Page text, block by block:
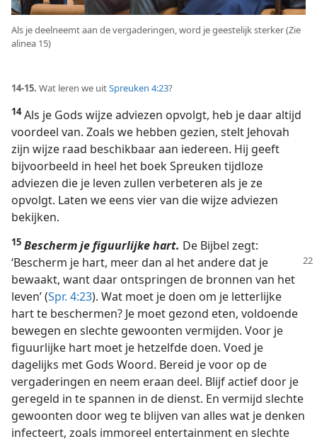
Als je deelneemt aan de vergaderingen, word je geestelijk sterker (Zie
alinea 15)
14-15. Wat leren we uitSpreuken 4:23?
14Als je Gods wijze adviezen opvolgt, heb je daar altijd
voordeel van. Zoals we hebben gezien, stelt Jehovah
zijn wijze raad beschikbaar aan iedereen. Hij geeft
bijvoorbeeld in heel het boek Spreuken tijdloze
adviezen die je leven zullen verbeteren als je ze
opvolgt. Laten we eens vier van die wijze adviezen
bekijken.
15 Bescherm je figuurlijke hart. De Bijbel zegt:
‘Bescherm je hart, meer dan al het andere dat je
bewaakt, want daar ontspringen de bronnen van het
leven’ (Spr. 4:23). Wat moet je doen om je letterlijke
hart te beschermen? Je moet gezond eten, voldoende
bewegen en slechte gewoonten vermijden. Voor je
figuurlijke hart moet je hetzelfde doen. Voed je
dagelijks met Gods Woord. Bereid je voor op de
vergaderingen en neem eraan deel. Blijf actief door je
geregeld in te spannen in de dienst. En vermijd slechte
gewoonten door weg te blijven van alles wat je denken
infecteert, zoals immoreel entertainment en slechte